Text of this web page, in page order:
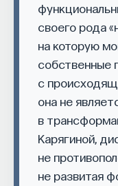
своего рода
на которую
собственные
с
она не
в
Карягиной,
не
не развитая